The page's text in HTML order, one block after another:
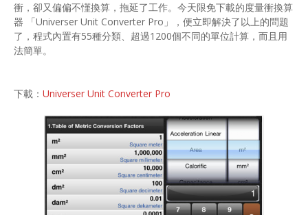
衝，卻又偏偏不慬換算，拖延了工作。今天限免下載的度量衝換算
器 「Universer Unit Converter Pro」，便立即解決了以上的問題
了，程式內置有55種分類、超過1200個不同的單位計算，而且用
法簡單。
下載： Universer Unit Converter Pro